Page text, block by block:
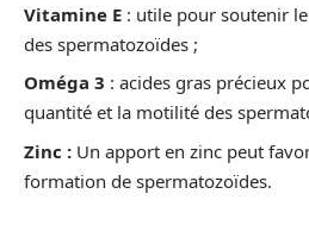
Vitamine E : utile pour soutenir
des spermatozoïdes ;
Oméga 3 : acides gras précieux
quantité et la motilité des
Zinc : Un apport en zinc peut
formation de spermatozoïdes.